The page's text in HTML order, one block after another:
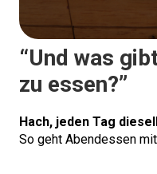
“Und was
zu essen?”
Hach, jeden Tag
So geht Abendessen